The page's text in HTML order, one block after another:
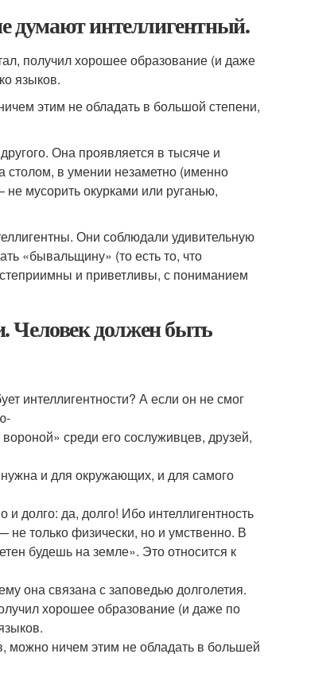
думают интеллигентный.
получил хорошее образование (и даже
языков.
этим не обладать в большой степени,
Она проявляется в тысяче и
столом, в умении незаметно (именно
не мусорить окурками или руганью,
Они соблюдали удивительную
«бывальщину» (то есть то, что
и приветливы, с пониманием
Человек должен быть
интеллигентности? А если он не смог
среди его сослуживцев, друзей,
нужна и для окружающих, и для самого
долго: да, долго! Ибо интеллигентность
только физически, но и умственно. В
будешь на земле». Это относится к
она связана с заповедью долголетия.
хорошее образование (и даже по
можно ничем этим не обладать в большей